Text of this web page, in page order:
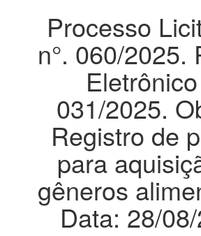
Processo
n°. 060/2025.
Eletrônico
031/2025.
Registro de
para
gêneros
Data: 28/